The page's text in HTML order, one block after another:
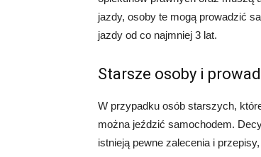
jazdy, osoby te mogą prowadzić
jazdy od co najmniej 3 lat.
Starsze osoby i
W przypadku osób starszych,
można jeździć samochodem.
istnieją pewne zalecenia i